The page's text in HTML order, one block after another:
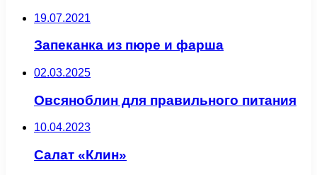
19.07.2021
Запеканка из пюре и фарша
02.03.2025
Овсяноблин для правильного питания
10.04.2023
Салат «Клин»